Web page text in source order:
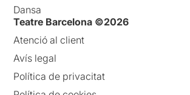
Dansa
Teatre Barcelona ©2026
Atenció al client
Avís legal
Política de privacitat